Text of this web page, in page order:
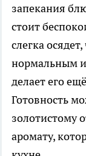
запекания
стоит
слегка
нормальным
делает его
Готовность
золотистому
аромату,